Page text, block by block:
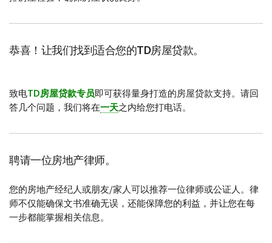
恭喜！让我们找到适合您的TD房屋贷款。
致电TD房屋贷款专员即可获得量身打造的房屋贷款支持。请回
答几个问题，我们将在一天之内给您打电话。
聘请一位房地产律师。
您的房地产经纪人或朋友/家人可以推荐一位律师或公证人。律
师不仅能确保文书准确无误，还能保障您的利益，并让您在每
一步都能掌握相关信息。